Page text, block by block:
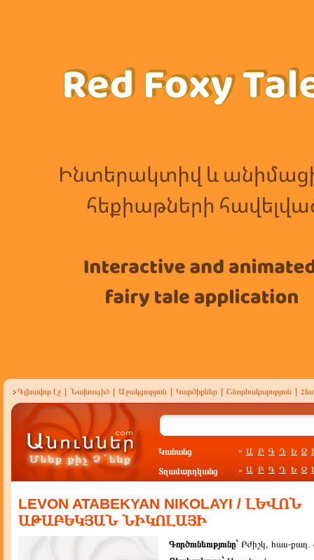
Գլխավոր էջ Նախագիծ Աջակցություն Կարծիքներ Շնորհակալություն
Կանանց » Ա Բ Գ Դ Ե Զ
Տղամարդկանց » Ա Բ Գ Դ Ե Զ
LEVON ATABEKYAN NIKOLAYI / ԼԵՎՈՆ
ԱԹԱԲԵԿՅԱՆ ՆԻԿՈԼԱՅԻ
Գործունեությունը` Բժիշկ, հաս-քաղ.